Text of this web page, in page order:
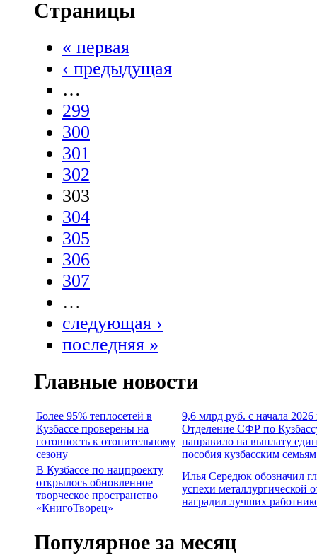
Страницы
« первая
‹ предыдущая
…
299
300
301
302
303
304
305
306
307
…
следующая ›
последняя »
Главные новости
Более 95% теплосетей в
Кузбассе проверены на
готовность к отопительному
сезону
9,6 млрд руб. с начала 2026
Отделение СФР по
направило на выплату
пособия кузбасским семьям
В Кузбассе по нацпроекту
открылось обновленное
творческое пространство
«КнигоТворец»
Илья Середюк обозначил
успехи металлургической
наградил лучших
Популярное за месяц